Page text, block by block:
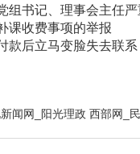
组书记、理事会主任
课收费事项的举报
款后立马变脸失去联系
闻网_阳光理政 西部网_